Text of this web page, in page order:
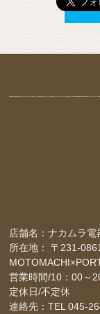
店舗名：ナカムラ電
所在地： 〒231-
営業時間/10：00～
定休日/不定休
連絡先：TEL 045-